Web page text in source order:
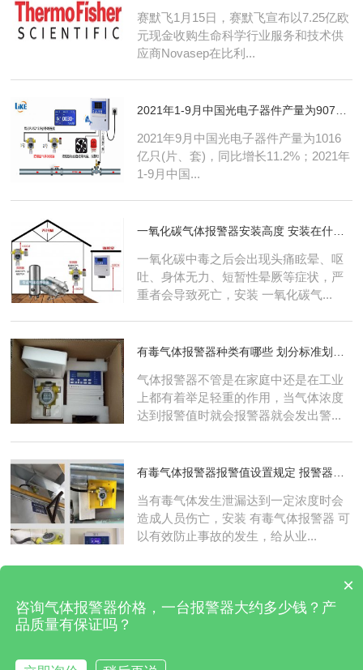
赛默飞1月15日，赛默飞宣布以7.25亿欧
元现金收购生命科学行业服务和技术供
应商Novasep在比利...
2021年9月中国光电子器件产量为1016
亿只(片、套)，同比增长11.2%；2021年
1-9月中国...
一氧化碳气体报警器安装高度 安装在什么位置最为合理
一氧化碳中毒之后会出现头痛眩晕、呕
吐、身体无力、短暂性晕厥等症状，严
重者会导致死亡，安装 一氧化碳气...
气体报警器不管是在家庭中还是在工业
上都有着举足轻重的作用，当气体浓度
达到报警值时就会报警器就会发出警...
当有毒气体发生泄漏达到一定浓度时会
造成人员伤亡，安装 有毒气体报警器 可
以有效防止事故的发生，给从业...
2017-2022 济南力科实业发展有限公司 版权所有
备案号：
×
咨询气体报警器价格，一台报警器大约多少钱？产
品质量有保证吗？